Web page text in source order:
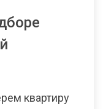
квартиру